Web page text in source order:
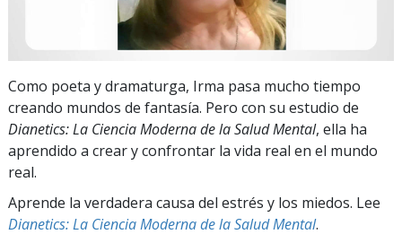
Como poeta y dramaturga, Irma pasa mucho tiempo
creando mundos de fantasía. Pero con su estudio de
Dianetics: La Ciencia Moderna de la Salud Mental, ella ha
aprendido a crear y confrontar la vida real en el mundo
real.
Aprende la verdadera causa del estrés y los miedos. Lee
Dianetics: La Ciencia Moderna de la Salud Mental.